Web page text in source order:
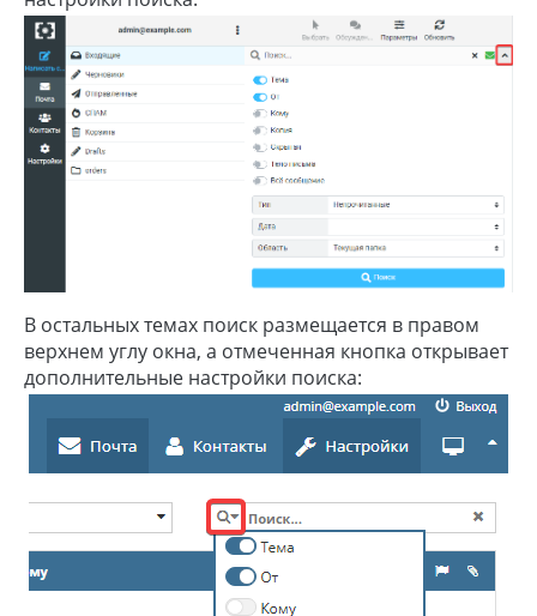
В остальных темах поиск размещается в правом
верхнем углу окна, а отмеченная кнопка открывает
дополнительные настройки поиска: